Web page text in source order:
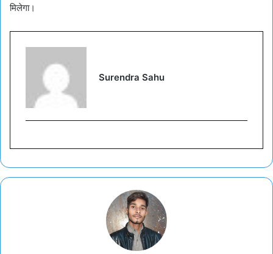
मिलेगा।
Surendra Sahu